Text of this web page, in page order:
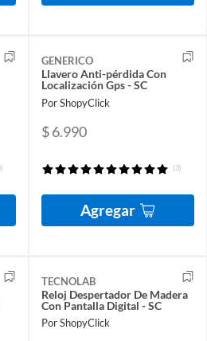
GENERICO
Llavero Anti-pérdida Con
Localización Gps - SC
Por ShopyClick
$ 6.990
(3)
Agregar
TECNOLAB
Reloj Despertador De Madera
Con Pantalla Digital - SC
Por ShopyClick